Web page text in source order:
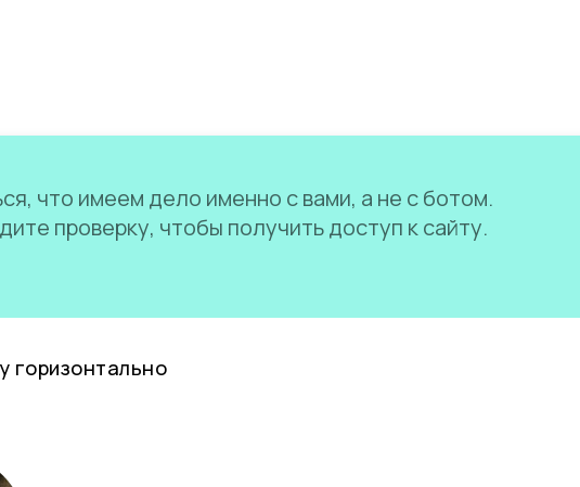
что имеем дело именно с вами, а не с ботом.
проверку, чтобы получить доступ к сайту.
горизонтально